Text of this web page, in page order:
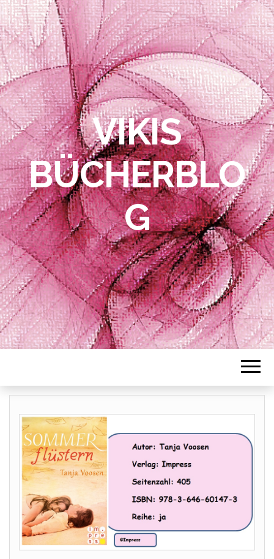
VIKIS
BÜCHERBLO
G